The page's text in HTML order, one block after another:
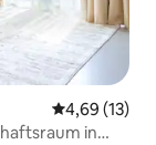
4,69 (13)
in